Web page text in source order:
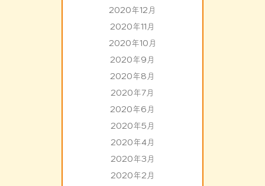
2020年12月
2020年11月
2020年10月
2020年9月
2020年8月
2020年7月
2020年6月
2020年5月
2020年4月
2020年3月
2020年2月